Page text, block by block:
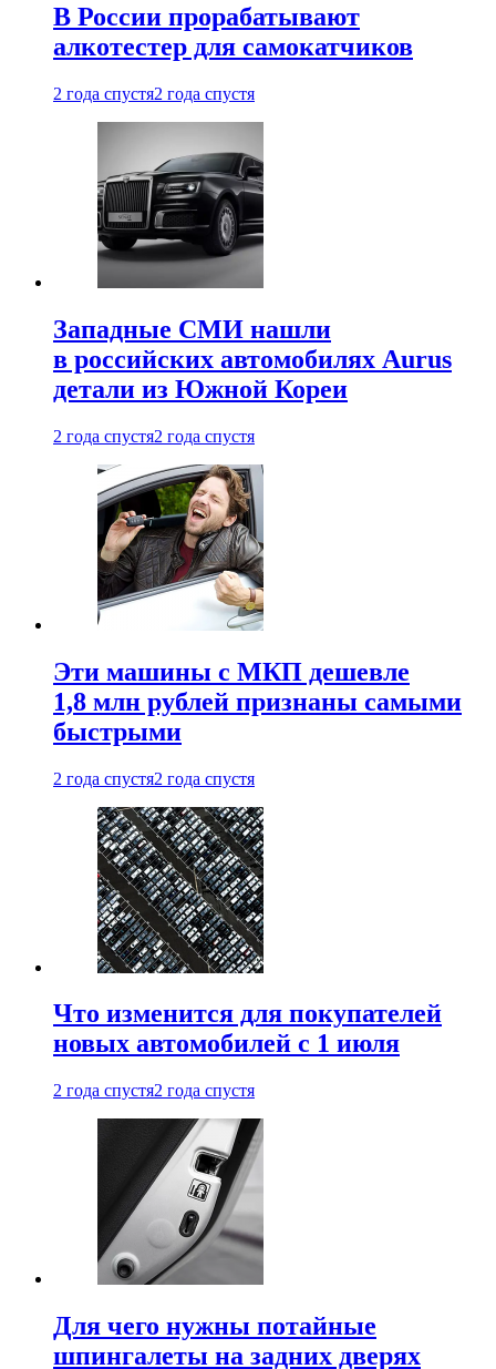
В России прорабатывают
алкотестер для самокатчиков
2 года спустя2 года спустя
Западные СМИ нашли
в российских автомобилях Aurus
детали из Южной Кореи
2 года спустя2 года спустя
Эти машины с МКП дешевле
1,8 млн рублей признаны самыми
быстрыми
2 года спустя2 года спустя
Что изменится для покупателей
новых автомобилей с 1 июля
2 года спустя2 года спустя
Для чего нужны потайные
шпингалеты на задних дверях